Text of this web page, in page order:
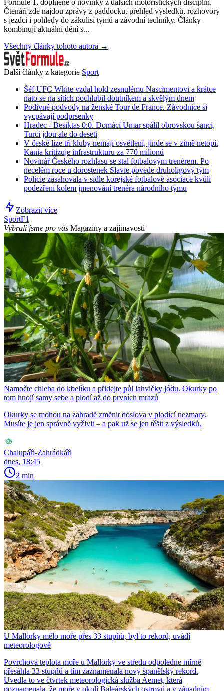
Čtenáři zde najdou zprávy z paddocku, přehled výsledků, rozhovory
s jezdci i pohledy do zákulisí týmů a závodní techniky. Články
kombinují aktuální dění s...
Všechny články tohoto autora →
Další články z kategorie Sport
Šéf UFC White vzdal hold zesnulému Nascimentovi a krátce
nato se na sítích pochlubil doutníkem a skvělým dnem
Podivné podvody na ženské Tour de France. Závodnice si
vycpávají podprsenky
Hradec - Besiktas 0:0. Domácí Umar spálil obrovskou šanci,
Turci jdou ale do deseti
V české lize tři kluby nemají osvětlení, jinde se v zimě netopí.
Kania kritizuje infrastrukturu za 770 milionů
Novinář Českého rozhlasu se stal fotbalovým trenérem. Po
necelém roce u dorostenek Slavie povede druholigový tým
Policie zasahovala v sídle korejské fotbalové asociace kvůli
podezření kolem jmenování trenéra národního týmu
Zobrazit více
SportF1
Vybrali jsme pro vás Magazíny a zajímavosti
Namočte chleba do kbelíku a přidejte půl lahvičky jódu. Okurky po
tom hnojí samy sebe a plodí až do prvních mrazů
Okurky se mohou na zahradě změnit doslova v plodící nezmary.
Musíte je jen správně vyživit – a pak už se jen těšit z výsledků.
Chalupáři-Zahrádkáři
dnes, 18:45
2 min
U Mallorky mělo moře přes 33 stupňů, byl to rekord, uvádí
meteorologové
Povrchová teplota moře u Mallorky ve středu odpoledne mírně
přesáhla 33 stupňů a tím zaznamenala nový španělský rekord.
Uvedla to ve čtvrtek meteorologická služba Aemet, která
poznamenala, že moře v okolí Baleárských ostrovů a v západním